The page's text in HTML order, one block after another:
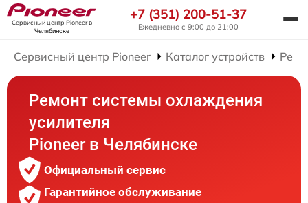
Сервисный центр Pioneerв
Челябинске
+7 (351) 200-51-37
Ежедневно с 9:00 до 21:00
Сервисный центр Pioneer Каталог устройств
Ремонт системы охлаждения
усилителя
Pioneer в Челябинске
Официальный сервис
Гарантийное обслуживание